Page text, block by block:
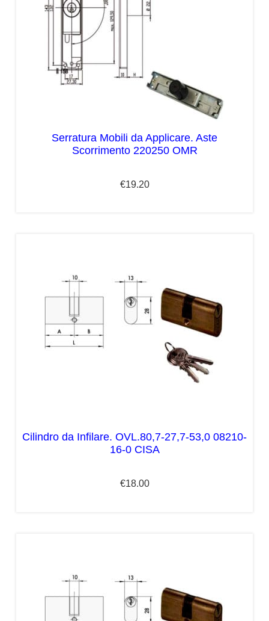
Serratura Mobili da Applicare. Aste
Scorrimento 220250 OMR
€19.20
Cilindro da Infilare. OVL.80,7-27,7-53,0 08210-
16-0 CISA
€18.00